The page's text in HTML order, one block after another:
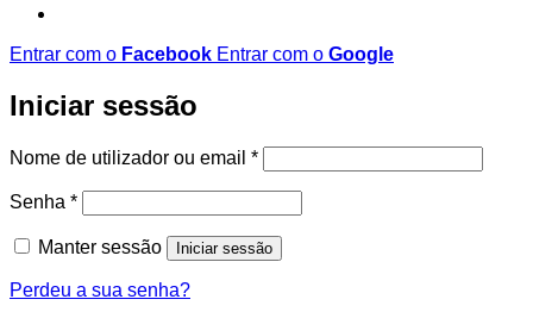
Entrar com o Facebook Entrar com o Google
Iniciar sessão
Nome de utilizador ou email *Obrigatório
Senha *Obrigatório
Manter sessão Iniciar sessão
Perdeu a sua senha?